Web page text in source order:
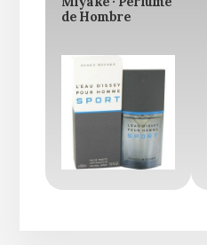
de Hombre